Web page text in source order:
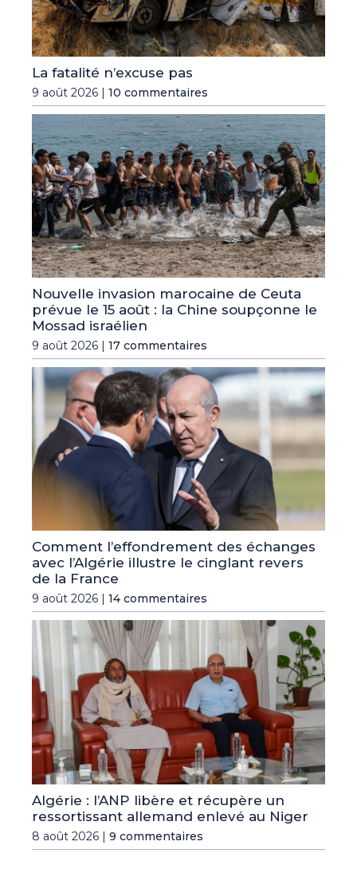
La fatalité n’excuse pas
9 août 2026 | 10 commentaires
Nouvelle invasion marocaine de Ceuta
prévue le 15 août : la Chine soupçonne le
Mossad israélien
9 août 2026 | 17 commentaires
Comment l’effondrement des échanges
avec l’Algérie illustre le cinglant revers
de la France
9 août 2026 | 14 commentaires
Algérie : l’ANP libère et récupère un
ressortissant allemand enlevé au Niger
8 août 2026 | 9 commentaires